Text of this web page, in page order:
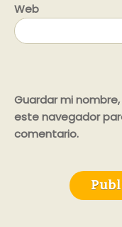
Web
Guardar mi
este navegador
comentario.